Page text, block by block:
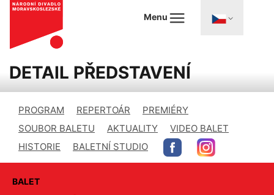
Menu
DETAIL PŘEDSTAVENÍ
PROGRAM REPERTOÁR
PREMIÉRY
SOUBOR BALETU
AKTUALITY
VIDEO BALET
HISTORIE
BALETNÍ STUDIO
BALET